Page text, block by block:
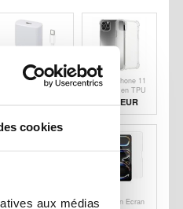
cookies
aux médias
Chargeur USB-C
GaN avec câble
Max/16 Pro/16
Coque iPhone 11
Antichoc en TPU
- Transparent
8,90 EUR
USB-C Apple
Protection Ecran